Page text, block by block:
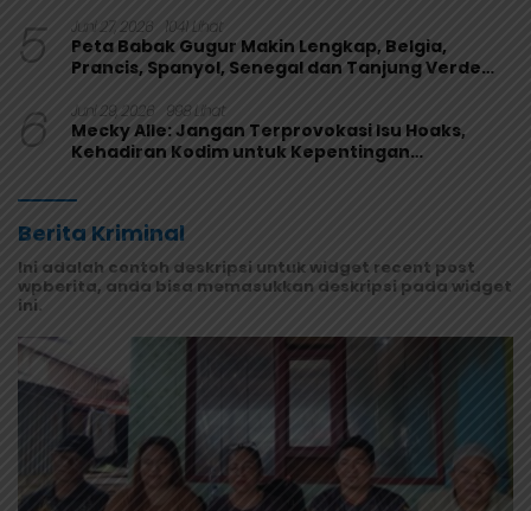
5 Juni 27, 2026 1041 Lihat
Peta Babak Gugur Makin Lengkap, Belgia,
Prancis, Spanyol, Senegal dan Tanjung Verde
6 Juni 29, 2026 998 Lihat
Mecky Alle: Jangan Terprovokasi Isu Hoaks,
Kehadiran Kodim untuk Kepentingan
Berita Kriminal
Ini adalah contoh deskripsi untuk widget recent post
wpberita, anda bisa memasukkan deskripsi pada widget
ini.